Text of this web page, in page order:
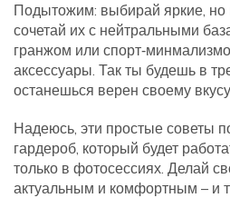
Подытожим: выбирай яркие, но
сочетай их с нейтральными
гранжом или
аксессуары. Так ты будешь в
останешься верен своему
Надеюсь, эти простые советы
гардероб, который будет
только в фотосессиях. Делай
актуальным и комфортным – и